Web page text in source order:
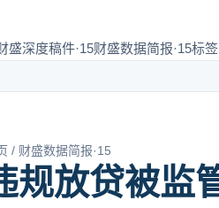
盛深度稿件·15财盛数据简报·15标签
/ 财盛数据简报·15
规放贷被监